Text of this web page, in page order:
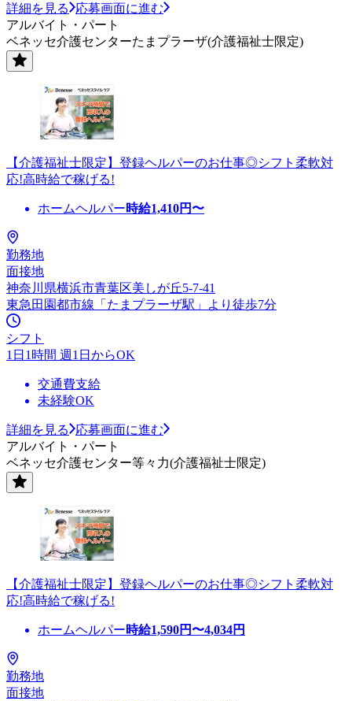
詳細を見る
応募画面に進む
アルバイト・パート
ベネッセ介護センターたまプラーザ(介護福祉士限定)
【介護福祉士限定】登録ヘルパーのお仕事◎シフト柔軟対
応!高時給で稼げる!
ホームヘルパー時給1,410円〜
勤務地
面接地
神奈川県横浜市青葉区美しが丘5-7-41
東急田園都市線「たまプラーザ駅」より徒歩7分
シフト
1日1時間 週1日からOK
交通費支給
未経験OK
詳細を見る
応募画面に進む
アルバイト・パート
ベネッセ介護センター等々力(介護福祉士限定)
【介護福祉士限定】登録ヘルパーのお仕事◎シフト柔軟対
応!高時給で稼げる!
ホームヘルパー時給1,590円〜4,034円
勤務地
面接地